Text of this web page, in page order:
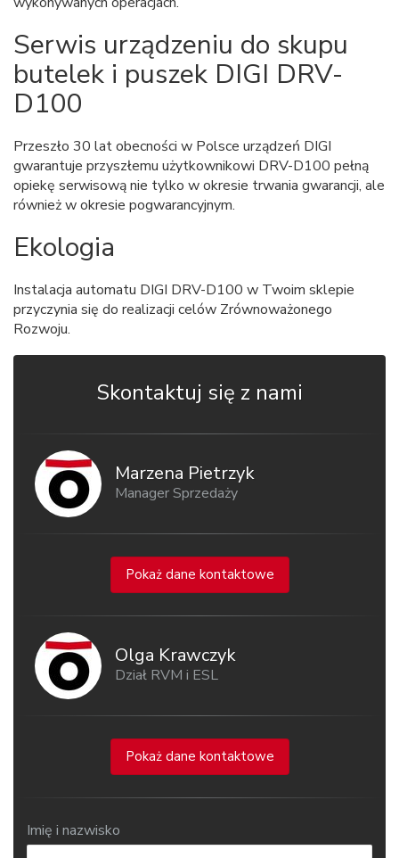
Serwis urządzeniu do skupu
butelek i puszek DIGI DRV-
D100
Przeszło 30 lat obecności w Polsce urządzeń DIGI
gwarantuje przyszłemu użytkownikowi DRV-D100 pełną
opiekę serwisową nie tylko w okresie trwania gwarancji, ale
również w okresie pogwarancyjnym.
Ekologia
Instalacja automatu DIGI DRV-D100 w Twoim sklepie
przyczynia się do realizacji celów Zrównoważonego
Rozwoju.
Skontaktuj się z nami
Marzena Pietrzyk
Manager Sprzedaży
Pokaż dane kontaktowe
Olga Krawczyk
Dział RVM i ESL
Pokaż dane kontaktowe
Imię i nazwisko